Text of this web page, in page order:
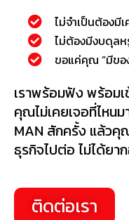
ไม่จำเป็นต้องมี
ไม่ต้องมีงบดุลห
ขอแค่คุณ “มีของ
เราพร้อมฟัง พร้อม
คุณไม่เคยเจอที่ไหน
MAN สักครั้ง แล้วคุ
ธุรกิจไปต่อ ไม่ได้ยา
ติดต่อเรา